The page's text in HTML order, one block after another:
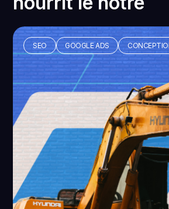
SEO GOOGLE ADS